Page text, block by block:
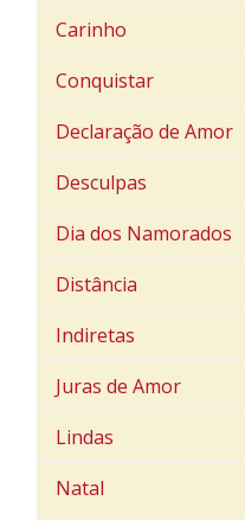
Carinho
Conquistar
Declaração de Amor
Desculpas
Dia dos Namorados
Distância
Indiretas
Juras de Amor
Lindas
Natal